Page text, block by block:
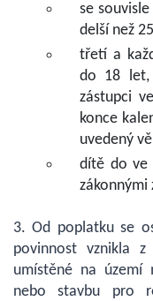
se
delší než
třetí a
do 18 let,
zástupci
konce
uvedený
dítě do ve
zákonnými
3. Od poplatku se
povinnost vznikla
umístěné na území
nebo stavbu pro